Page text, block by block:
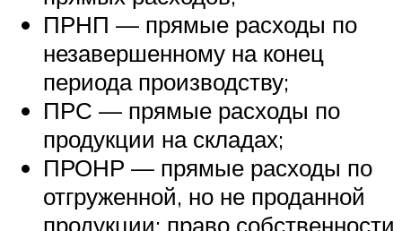
ПРНП — прямые расходы по
незавершенному на конец
периода производству;
ПРС — прямые расходы по
продукции на складах;
ПРОНР — прямые расходы по
отгруженной, но не проданной
продукции: право собственности